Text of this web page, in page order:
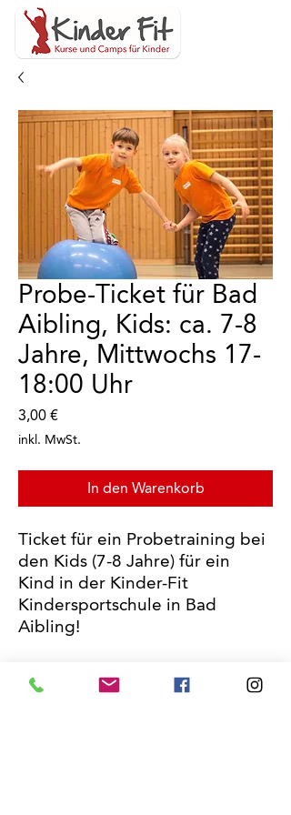
Probe-Ticket für Bad
Aibling, Kids: ca. 7-8
Jahre, Mittwochs 17-
18:00 Uhr
3,00 €Preis
inkl. MwSt.
In den Warenkorb
Ticket für ein Probetraining bei
den Kids (7-8 Jahre) für ein
Kind in der Kinder-Fit
Kindersportschule in Bad
Aibling!